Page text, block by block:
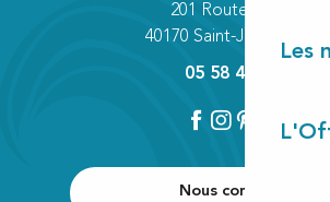
Les
Nous contacter
201 Route des Lacs
40170 Saint-Julien-en-
05 58 42 89 80